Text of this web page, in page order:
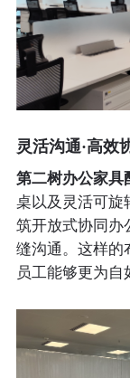
灵活沟通·高效
第二树办公家具
桌以及灵活可旋
筑开放式协同办
缝沟通。这样的
员工能够更为自